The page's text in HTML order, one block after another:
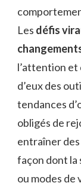
Les défis
l’attention
d’eux des
tendances
obligés de
entraîner
façon dont
ou modes de